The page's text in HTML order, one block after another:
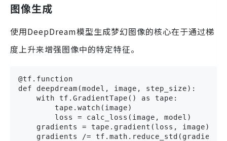
图像生成
使用DeepDream模型生成梦幻图像的核心在于通过梯
度上升来增强图像中的特定特征。
@tf.function
def deepdream(model, image, step_size):
    with tf.GradientTape() as tape:
        tape.watch(image)
        loss = calc_loss(image, model)
    gradients = tape.gradient(loss, image)
gradients /=